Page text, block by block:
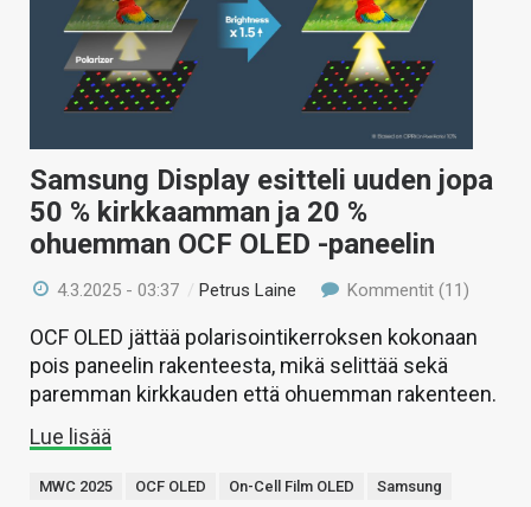
Samsung Display esitteli uuden jopa
50 % kirkkaamman ja 20 %
ohuemman OCF OLED -paneelin
4.3.2025 - 03:37 /Petrus Laine Kommentit (11)
OCF OLED jättää polarisointikerroksen kokonaan
pois paneelin rakenteesta, mikä selittää sekä
paremman kirkkauden että ohuemman rakenteen.
Lue lisää
MWC 2025 OCF OLED On-Cell Film OLED Samsung